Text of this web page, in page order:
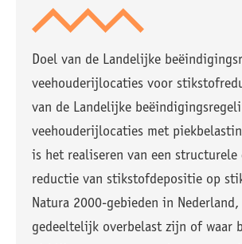
Doel van de Landelijke
veehouderijlocaties voor
van de Landelijke
veehouderijlocaties met
is het realiseren van een
reductie van stikstofdepositie op
Natura 2000-gebieden in
gedeeltelijk overbelast zijn of waar